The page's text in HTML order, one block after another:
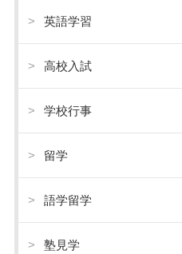
英語学習
高校入試
学校行事
留学
語学留学
塾見学